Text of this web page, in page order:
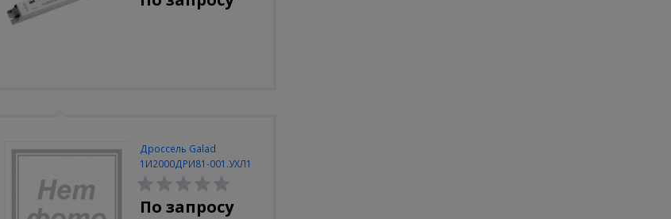
Дроссель Galad
1И2000ДРИ81-001.УХЛ1
380В закрытый
По запросу